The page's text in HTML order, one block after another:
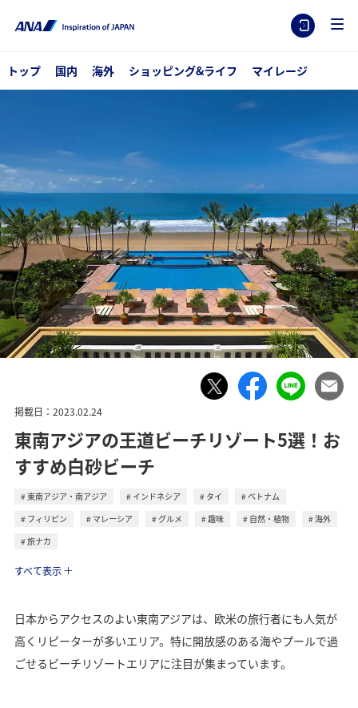
トップ 国内 海外 ショッピング&ライフ マイレージ
掲載日：2023.02.24
東南アジアの王道ビーチリゾート5選！お
すすめ白砂ビーチ
東南アジア・南アジア インドネシア タイ
ベトナム
フィリピン
マレーシア グルメ 趣味 自然・植物
海外
旅ナカ
すべて表示
日本からアクセスのよい東南アジアは、欧米の旅行者にも人気が
高くリピーターが多いエリア。特に開放感のある海やプールで過
ごせるビーチリゾートエリアに注目が集まっています。